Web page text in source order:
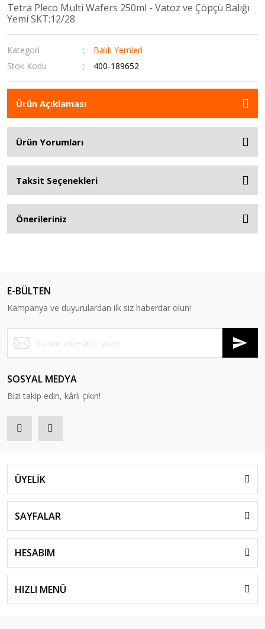
Tetra Pleco Multi Wafers 250ml - Vatoz ve Çöpçü Balığı
Yemi SKT:12/28
Kategori
Balık Yemleri
Stok Kodu
400-189652
Ürün Açıklaması
Ürün Yorumları
Taksit Seçenekleri
Önerileriniz
E-BÜLTEN
Kampanya ve duyurulardan ilk siz haberdar olun!
SOSYAL MEDYA
Bizi takip edin, kârlı çıkın!
ÜYELİK
SAYFALAR
HESABIM
HIZLI MENÜ